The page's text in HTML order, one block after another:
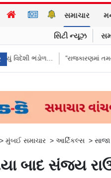
સમાચાર
સિટી ન્યૂઝ
“રાજકારણમાં તમને ઇંડાથી ડર લાગે
> મુંબઈ સમાચાર > આર્ટિકલ્સ >
બાદ સંજય